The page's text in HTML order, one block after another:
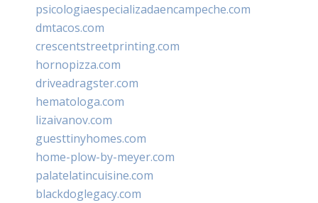
psicologiaespecializadaencampeche.com
dmtacos.com
crescentstreetprinting.com
hornopizza.com
driveadragster.com
hematologa.com
lizaivanov.com
guesttinyhomes.com
home-plow-by-meyer.com
palatelatincuisine.com
blackdoglegacy.com